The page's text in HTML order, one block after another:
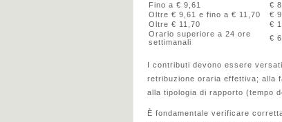
Fino a € 9,61
€
Oltre € 9,61 e fino a € 11,70
€
Oltre € 11,70
€
Orario superiore a 24 ore
settimanali
€
I contributi devono essere
retribuzione oraria effettiva; alla
alla tipologia di rapporto (tempo
È fondamentale verificare